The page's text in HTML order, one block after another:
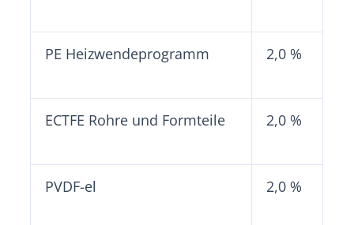
PE Heizwendeprogramm 2,0 %
ECTFE Rohre und Formteile 2,0 %
PVDF-el 2,0 %